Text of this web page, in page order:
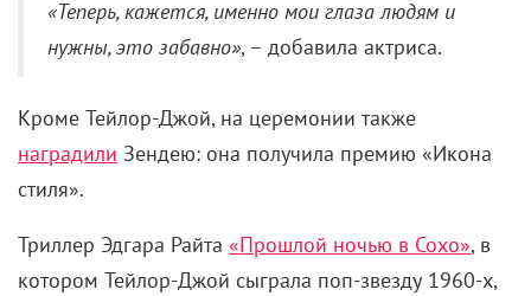
«Теперь, кажется, именно мои глаза людям и
нужны, это забавно», – добавила актриса.
Кроме Тейлор-Джой, на церемонии также
наградили Зендею: она получила премию «Икона
стиля».
Триллер Эдгара Райта «Прошлой ночью в Сохо», в
котором Тейлор-Джой сыграла поп-звезду 1960-х,